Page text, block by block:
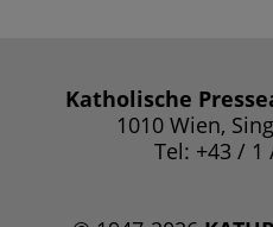
Katholische
1010 Wien,
Tel: +43 / 1